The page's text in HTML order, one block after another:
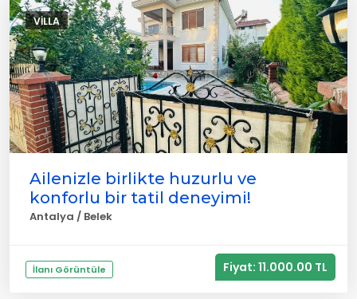
VILLA
Ailenizle birlikte huzurlu ve
konforlu bir tatil deneyimi!
Antalya / Belek
İlanı Görüntüle Fiyat: 11.000.00 TL